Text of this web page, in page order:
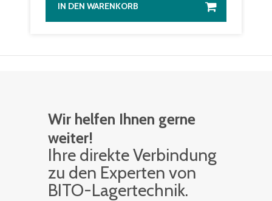
IN DEN WARENKORB
Wir helfen Ihnen gerne
weiter!
Ihre di­rek­te Ver­bin­dung
zu den Ex­per­ten von
BITO-La­ger­tech­nik.